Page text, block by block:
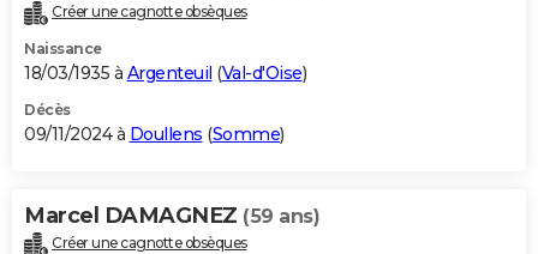
Créer une cagnotte obsèques
Naissance
18/03/1935 à Argenteuil (Val-d'Oise)
Décès
09/11/2024 à Doullens (Somme)
Marcel DAMAGNEZ (59 ans)
Créer une cagnotte obsèques